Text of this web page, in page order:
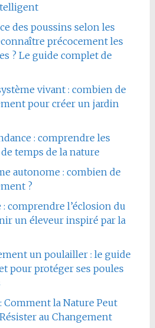
des poussins selon les
précocement les
? Le guide complet de
vivant : combien de
pour créer un jardin
: comprendre les
temps de la nature
autonome : combien de
?
comprendre l’éclosion du
un éleveur inspiré par la
un poulailler : le guide
pour protéger ses poules
Comment la Nature Peut
au Changement